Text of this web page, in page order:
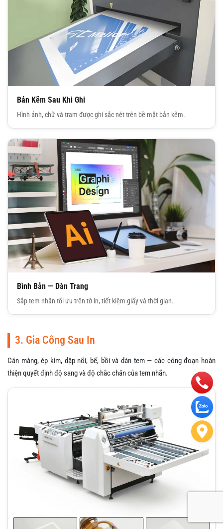
Bản Kẽm Sau Khi Ghi
Hình ảnh, chữ và tram được ghi sắc nét trên bề mặt bản kẽm.
Bình Bản — Dàn Trang
Sắp tem nhãn tối ưu trên tờ in, tiết kiệm giấy và thời gian.
3. Gia Công Sau In
Cán màng, ép kim, dập nổi, bế, bồi và dán tem — các công đoạn hoàn
thiện quyết định độ sang và độ chắc chắn của tem nhãn.